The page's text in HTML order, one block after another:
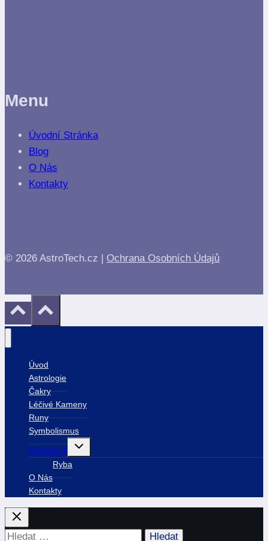
Menu
Úvodní Stránka
Blog
O Nás
Kontakty
© 2026 AstroTech.cz | Ochrana Osobních Údajů
Úvod
Astrologie
Čakry
Léčivé Kameny
Runy
Symbolismus
Zvěrokruh
Toggle
child
menu
Ryba
O Nás
Kontakty
Vyhledávání